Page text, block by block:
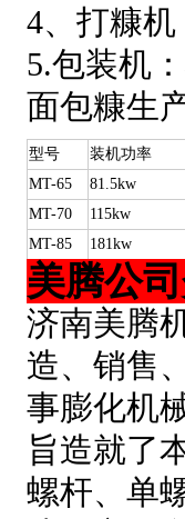
4、 打糠机
5.包装机
面包糠生
型号
装机功率
MT-65
81.5kw
MT-70
115kw
MT-85
181kw
美腾公
济南美腾
造、销售
事膨化机
旨造就了
螺杆、单